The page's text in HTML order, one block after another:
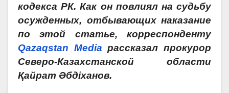
кодекса РК. Как он повлиял на судьбу
осужденных, отбывающих наказание
по этой статье, корреспонденту
Qazaqstan Media рассказал прокурор
Северо-Казахстанской области
Қайрат Әбдіханов.